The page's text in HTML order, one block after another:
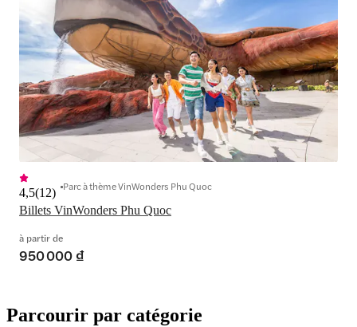
Billets VinWonders Phu Quoc
4,5(12) Parc à thème VinWonders Phu Quoc
à partir de
950 000 ₫
Parcourir par catégorie